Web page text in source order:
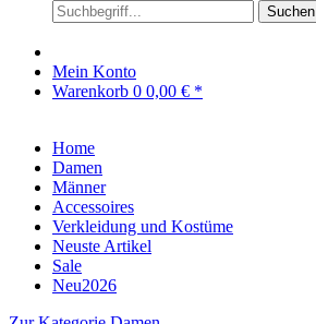
Suchen
Mein Konto
Warenkorb 0 0,00 € *
Home
Damen
Männer
Accessoires
Verkleidung und Kostüme
Neuste Artikel
Sale
Neu2026